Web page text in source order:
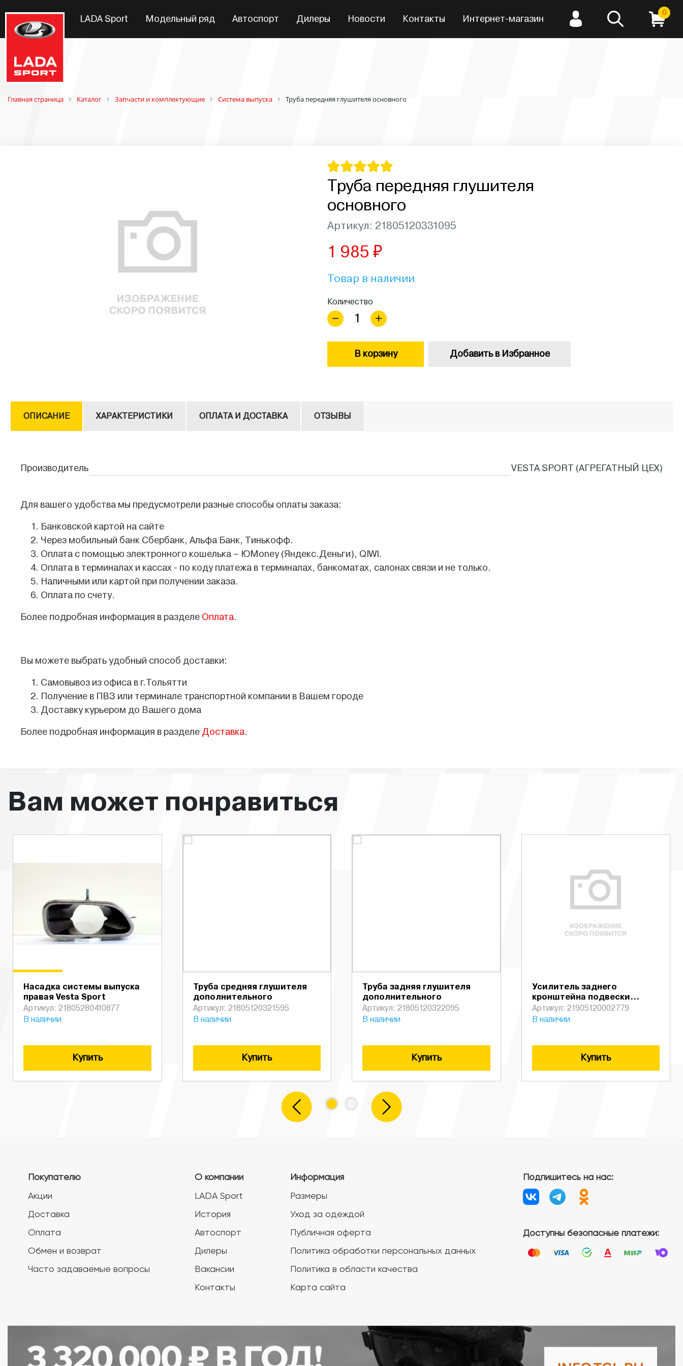
LADA Sport Модельный ряд Автоспорт Дилеры Новости Контакты Интернет-магазин
0
Главная страница Каталог Запчасти и комплектующие Система выпуска Труба передняя глушителя основного
Труба передняя глушителя
основного
Артикул: 21805120331095
1 985 ₽
Товар в наличии
Количество
В корзину Добавить в Избранное
ОПИСАНИЕ ХАРАКТЕРИСТИКИ ОПЛАТА И ДОСТАВКА ОТЗЫВЫ
Производитель VESTA SPORT (АГРЕГАТНЫЙ ЦЕХ)
Для вашего удобства мы предусмотрели разные способы оплаты заказа:
Банковской картой на сайте
Через мобильный банк Сбербанк, Альфа Банк, Тинькофф.
Оплата с помощью электронного кошелька – ЮMoney (Яндекс.Деньги), QIWI.
Оплата в терминалах и кассах - по коду платежа в терминалах, банкоматах, салонах связи и не только.
Наличными или картой при получении заказа.
Оплата по счету.
Более подробная информация в разделе Оплата.
Вы можете выбрать удобный способ доставки:
Самовывоз из офиса в г.Тольятти
Получение в ПВЗ или терминале транспортной компании в Вашем городе
Доставку курьером до Вашего дома
Более подробная информация в разделе Доставка.
Вам может понравиться
Насадка системы выпуска
правая Vesta Sport
Артикул: 21805280410877
В наличии
Купить
Труба средняя глушителя
дополнительного
Артикул: 21805120321595
В наличии
Купить
Труба задняя глушителя
дополнительного
Артикул: 21805120322095
В наличии
Купить
Усилитель заднего
кронштейна подвески
основного глушителя
Артикул: 21905120002779
В наличии
Купить
Покупателю
Акции
Доставка
Оплата
Обмен и возврат
Часто задаваемые вопросы
О компании
LADA Sport
История
Автоспорт
Дилеры
Вакансии
Контакты
Информация
Размеры
Уход за одеждой
Публичная оферта
Политика обработки персональных данных
Политика в области качества
Карта сайта
Подпишитесь на нас:
Доступны безопасные платежи: